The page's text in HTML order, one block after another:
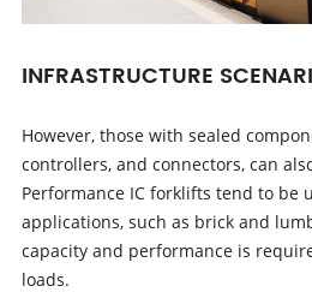
INFRASTRUCTURE
However, those with sealed
controllers, and connectors, can
Performance IC forklifts tend to be
applications, such as brick and
capacity and performance is
loads.